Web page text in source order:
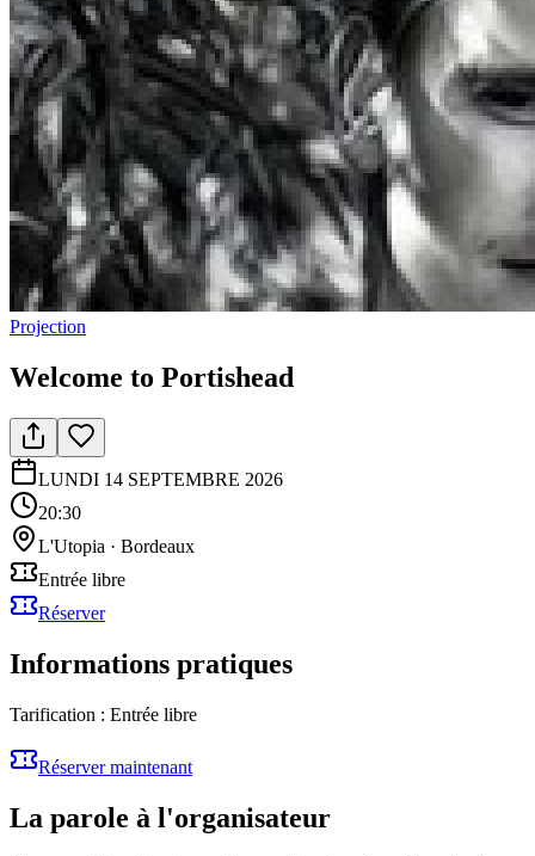
Projection
Welcome to Portishead
LUNDI 14 SEPTEMBRE 2026
20:30
L'Utopia · Bordeaux
Entrée libre
Réserver
Informations pratiques
Tarification : Entrée libre
Réserver maintenant
La parole à l'organisateur